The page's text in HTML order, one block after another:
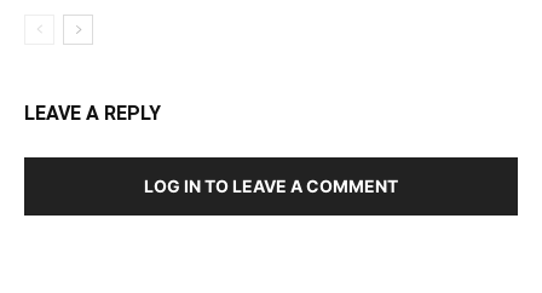
LEAVE A REPLY
LOG IN TO LEAVE A COMMENT